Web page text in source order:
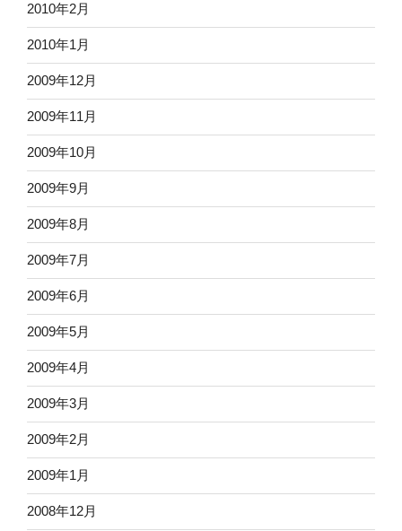
2010年2月
2010年1月
2009年12月
2009年11月
2009年10月
2009年9月
2009年8月
2009年7月
2009年6月
2009年5月
2009年4月
2009年3月
2009年2月
2009年1月
2008年12月